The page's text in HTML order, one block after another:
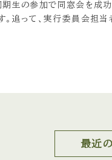
生の参加で同窓会を成功
追って、実行委員会担当
最近